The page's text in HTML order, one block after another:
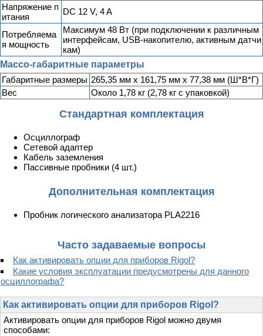
Напряжение п
итания
DC 12 V, 4 A
Потребляема
я мощность
Максимум 48 Вт (при подключении к различным
интерфейсам, USB-накопителю, активным датчи
кам)
Массо-габаритные параметры
Габаритные размеры 265,35 мм x 161,75 мм x 77,38 мм (Ш*В*Г)
Вес
Около 1,78 кг (2,78 кг с упаковкой)
Стандартная комплектация
Осциллограф
Сетевой адаптер
Кабель заземления
Пассивные пробники (4 шт.)
Дополнительная комплектация
Пробник логического анализатора PLA2216
Часто задаваемые вопросы
Как активировать опции для приборов Rigol?
Какие условия эксплуатации предусмотрены для данного
осциллографа?
Как активировать опции для приборов Rigol?
Активировать опции для приборов Rigol можно двумя
способами: